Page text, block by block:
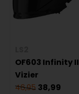
OF603 Infinity II
Vizier
46,95 38,99